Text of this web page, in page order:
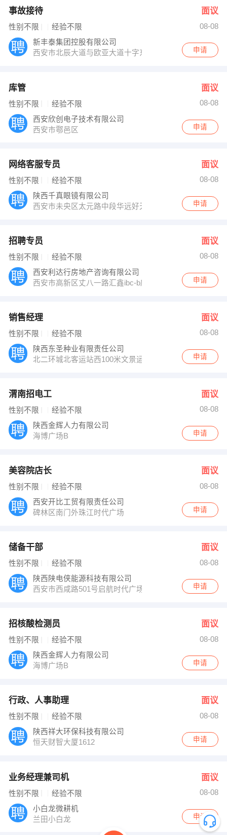
事故接待 面议
性别不限 经验不限
08-08
新丰泰集团控股有限公司
西安市北辰大道与欧亚大道十字东北角 陕西新丰泰汽车
申请
库管 面议
性别不限 经验不限
08-08
西安欣创电子技术有限公司
西安市鄠邑区
申请
网络客服专员 面议
性别不限 经验不限
08-08
陕西千真眼镜有限公司
西安市未央区太元路中段华远好天地三楼333号
申请
招聘专员 面议
性别不限 经验不限
08-08
西安利达行房地产咨询有限公司
西安市高新区丈八一路汇鑫ibc-b座501室
申请
销售经理 面议
性别不限 经验不限
08-08
陕西东圣种业有限责任公司
北二环城北客运站西100米文景运动花园A座
申请
渭南招电工 面议
性别不限 经验不限
08-08
陕西金辉人力有限公司
海博广场B
申请
美容院店长 面议
性别不限 经验不限
08-08
西安开比工贸有限责任公司
碑林区南门外珠江时代广场
申请
储备干部 面议
性别不限 经验不限
08-08
陕西陕电侠能源科技有限公司
西安市西咸路501号启航时代广场A座903（地铁一号线后
申请
招核酸检测员 面议
性别不限 经验不限
08-08
陕西金辉人力有限公司
海博广场B
申请
行政、人事助理 面议
性别不限 经验不限
08-08
陕西祥大环保科技有限公司
恒天财智大厦1612
申请
业务经理兼司机 面议
性别不限 经验不限
08-08
小白龙微耕机
兰田小白龙
申请